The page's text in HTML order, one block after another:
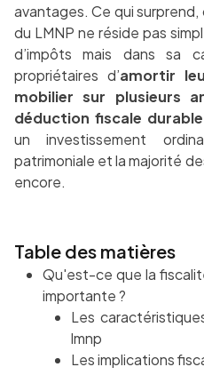
avantages. Ce qui
du LMNP ne réside pas
d’impôts mais dans sa
propriétaires d’amortir
mobilier sur plusieurs
déduction fiscale durable
un investissement
patrimoniale et la majorité
encore.
Table des matières
Qu'est-ce que la
importante ?
Les
lmnp
Les implications